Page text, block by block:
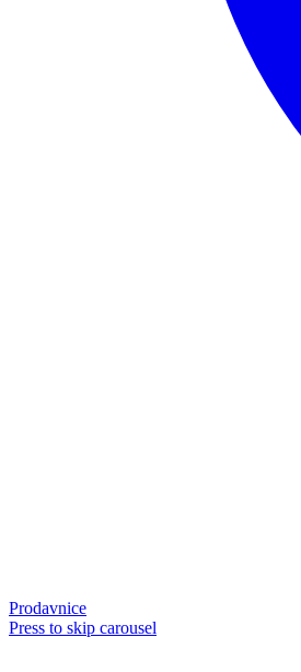
Prodavnice
Press to skip carousel